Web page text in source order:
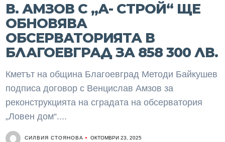
В. АМЗОВ С „А- СТРОЙ“ ЩЕ
ОБНОВЯВА
ОБСЕРВАТОРИЯТА В
БЛАГОЕВГРАД ЗА 858 300 ЛВ.
Кметът на община Благоевград Методи Байкушев
подписа договор с Венцислав Амзов за
реконструкцията на сградата на обсерватория
„Ловен дом“....
СИЛВИЯ СТОЯНОВА ОКТОМВРИ 23, 2025